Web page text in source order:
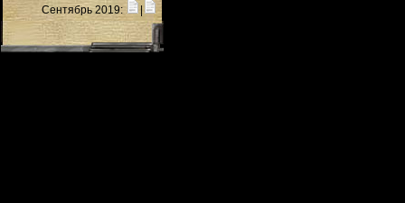
Сентябрь 2019: